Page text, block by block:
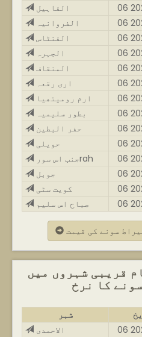
الفاہیل
الفروانیہ
الفنٹاس
الجہرہ
المنقاف
اری رقعہ
ارم رومیتھیا
بطور سلیمیہ
حفر البطین
حویلی
جنب اس سورrah
جوبل
کویت سٹی
صباح اس سلیم
قریبی شہروں میں
شہر
الاحمدی